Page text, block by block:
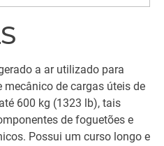
a ar utilizado para
mecânico de cargas úteis de
600 kg (1323 lb), tais
de foguetões e
Possui um curso longo e